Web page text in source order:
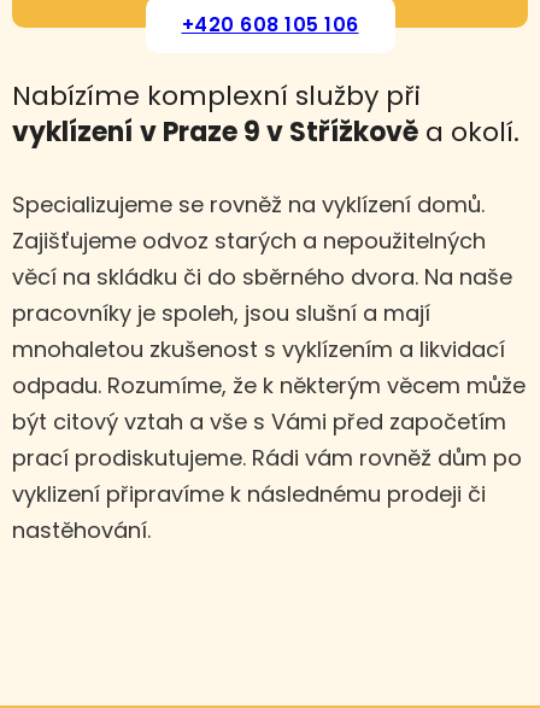
+420 608 105 106
Nabízíme komplexní služby při
vyklízení v Praze 9 v Střížkově a okolí.
Specializujeme se rovněž na vyklízení domů.
Zajišťujeme odvoz starých a nepoužitelných
věcí na skládku či do sběrného dvora. Na naše
pracovníky je spoleh, jsou slušní a mají
mnohaletou zkušenost s vyklízením a likvidací
odpadu. Rozumíme, že k některým věcem může
být citový vztah a vše s Vámi před započetím
prací prodiskutujeme. Rádi vám rovněž dům po
vyklizení připravíme k následnému prodeji či
nastěhování.